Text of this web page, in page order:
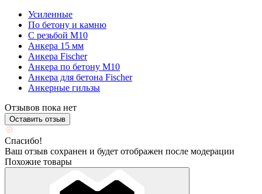
Усиленные
По бетону и камню
С резьбой М10
Анкера 15 мм
Анкера Fischer
Анкера по бетону М10
Анкера для бетона Fischer
Анкерные гильзы
Отзывов пока нет
Оставить отзыв
Спасибо!
Ваш отзыв сохранен и будет отображен после модерации
Похожие товары